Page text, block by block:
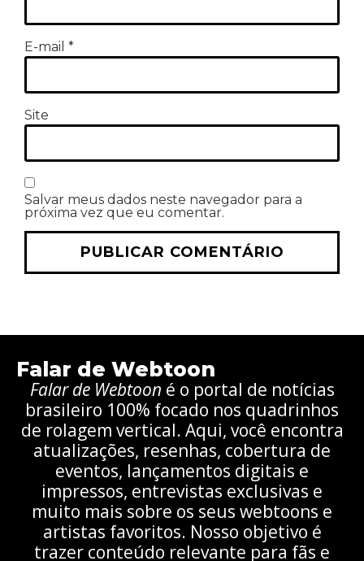
E-mail *
Site
Salvar meus dados neste navegador para a
próxima vez que eu comentar.
Falar de Webtoon
Falar de Webtoon é o portal de notícias
brasileiro 100% focado nos quadrinhos
de rolagem vertical. Aqui, você encontra
atualizações, resenhas, cobertura de
eventos, lançamentos digitais e
impressos, entrevistas exclusivas e
muito mais sobre os seus webtoons e
artistas favoritos. Nosso objetivo é
trazer conteúdo relevante para fãs e